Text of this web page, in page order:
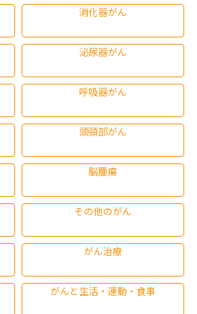
消化器がん
泌尿器がん
呼吸器がん
頭頸部がん
脳腫瘍
その他のがん
がん治療
がんと生活・運動・食事